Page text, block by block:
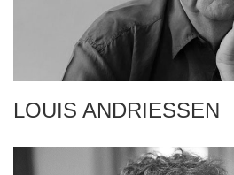
LOUIS ANDRIESSEN